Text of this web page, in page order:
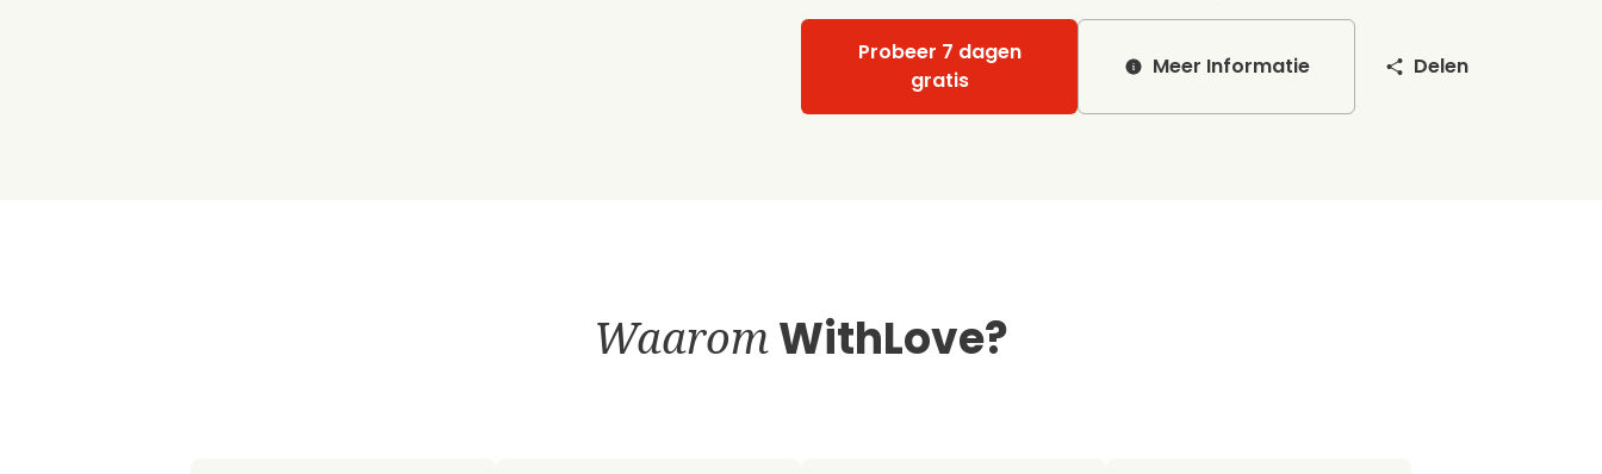
Probeer 7 dagen
gratis
Meer Informatie Delen
WaaromWithLove?